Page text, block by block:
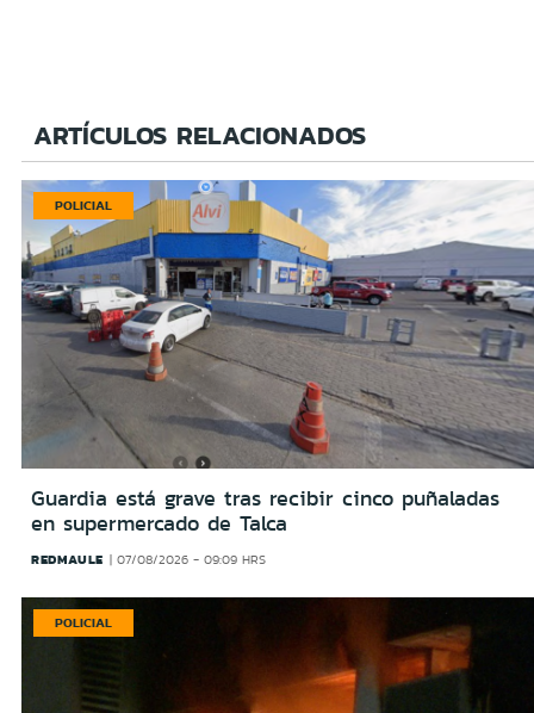
ARTÍCULOS RELACIONADOS
POLICIAL
Guardia está grave tras recibir cinco puñaladas
en supermercado de Talca
REDMAULE 07/08/2026 - 09:09 HRS
POLICIAL